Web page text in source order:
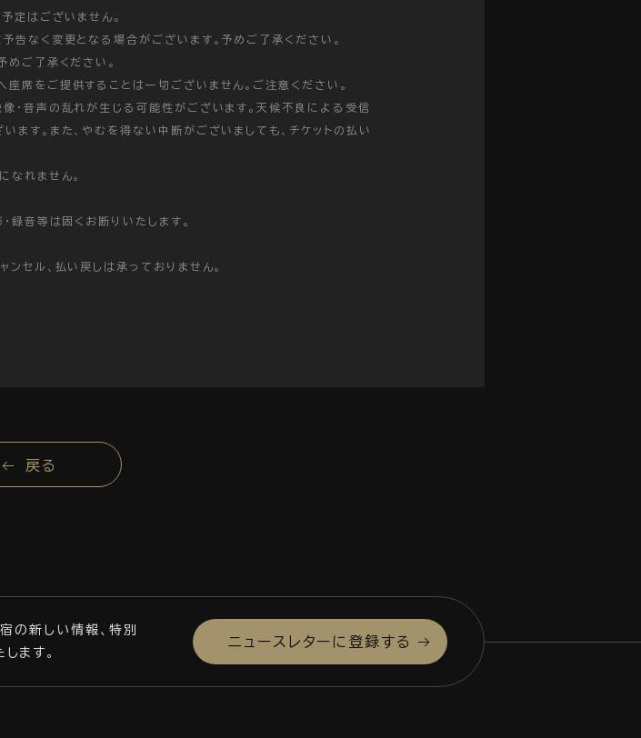
定はございません。
なく変更となる場合がございます。予めご了承ください。
ご了承ください。
席をご提供することは一切ございません。ご注意ください。
・音声の乱れが生じる可能性がございます。天候不良による受信
す。また、やむを得ない中断がございましても、チケットの払い
なれません。
音等は固くお断りいたします。
セル、払い戻しは承っておりません。
戻る
の新しい情報、特別
ます。
ニュースレターに登録する